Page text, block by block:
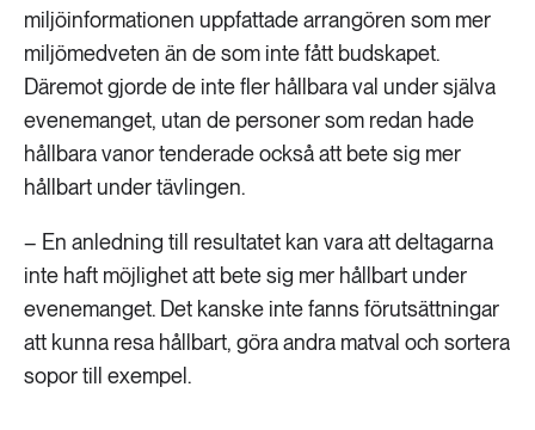
miljöinformationen uppfattade arrangören som mer
miljömedveten än de som inte fått budskapet.
Däremot gjorde de inte fler hållbara val under själva
evenemanget, utan de personer som redan hade
hållbara vanor tenderade också att bete sig mer
hållbart under tävlingen.
– En anledning till resultatet kan vara att deltagarna
inte haft möjlighet att bete sig mer hållbart under
evenemanget. Det kanske inte fanns förutsättningar
att kunna resa hållbart, göra andra matval och sortera
sopor till exempel.